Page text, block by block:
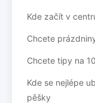
Kde začít v
Chcete
Chcete tipy na
Kde se nejlépe
pěšky